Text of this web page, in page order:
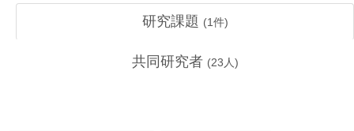
研究課題 (1件)
共同研究者 (23 人)